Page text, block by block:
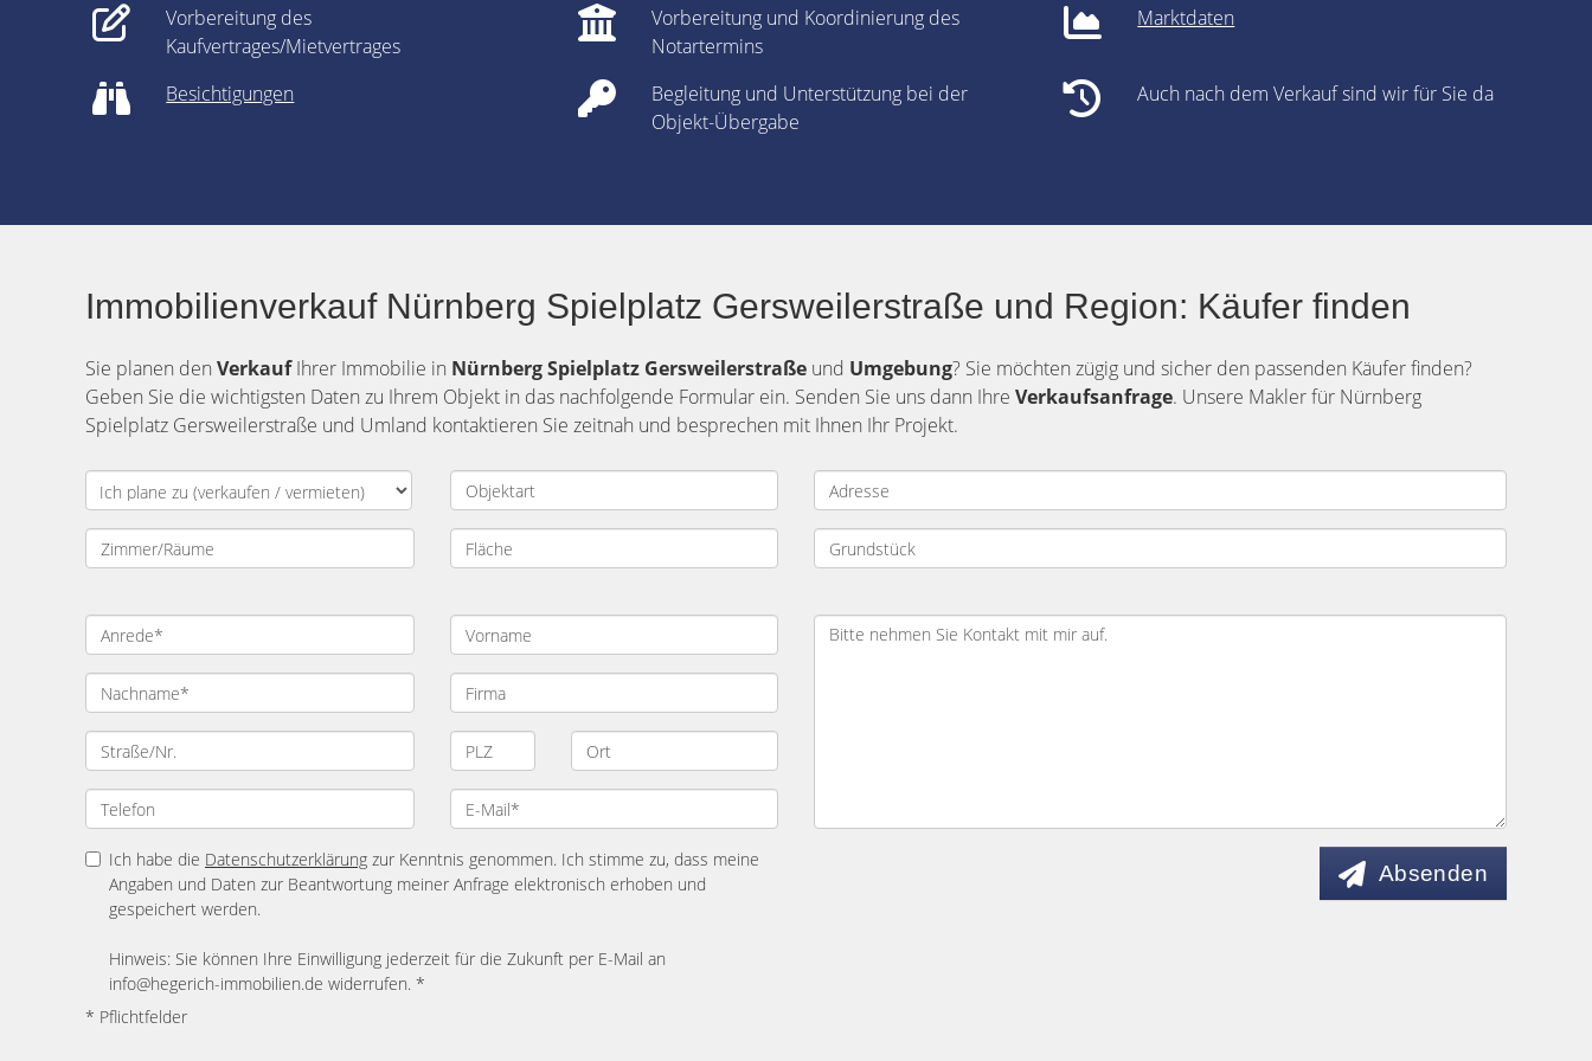
Vorbereitung des
Kaufvertrages/Mietvertrages
Vorbereitung und Koordinierung des
Notartermins
Marktdaten
Besichtigungen
Begleitung und Unterstützung bei der
Objekt-Übergabe
Auch nach dem Verkauf sind wir für Sie da
Immobilienverkauf Nürnberg Spielplatz Gersweilerstraße und Region: Käufer finden
Sie planen den VerkaufIhrer Immobilie in Nürnberg Spielplatz Gersweilerstraße und Umgebung? Sie möchten zügig und sicher den passenden Käufer finden?
Geben Sie die wichtigsten Daten zu Ihrem Objekt in das nachfolgende Formular ein. Senden Sie uns dann Ihre Verkaufsanfrage. Unsere Makler für Nürnberg
Spielplatz Gersweilerstraße und Umland kontaktieren Sie zeitnah und besprechen mit Ihnen Ihr Projekt.
Ich habe die Datenschutzerklärung zur Kenntnis genommen. Ich stimme zu, dass meine
Angaben und Daten zur Beantwortung meiner Anfrage elektronisch erhoben und
gespeichert werden.
Hinweis: Sie können Ihre Einwilligung jederzeit für die Zukunft per E-Mail an
info@hegerich-immobilien.de widerrufen. *
* Pflichtfelder
Absenden